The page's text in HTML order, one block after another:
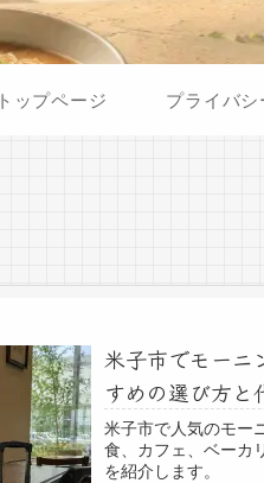
トップページ プライバシ
米子市でモーニ
すめの選び方と
米子市で人気のモー
食、カフェ、ベーカ
を紹介します。